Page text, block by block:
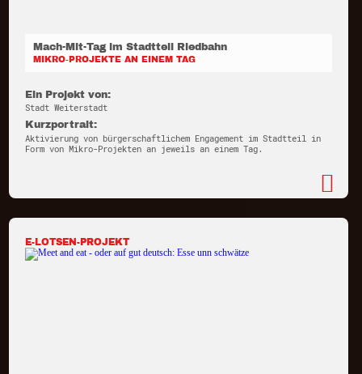
Mach-Mit-Tag im Stadtteil Riedbahn
MIKRO-PROJEKTE AN EINEM TAG
Ein Projekt von:
Stadt Weiterstadt
Kurzportrait:
Aktivierung von bürgerschaftlichem Engagement im Stadtteil in
Form von Mikro-Projekten an jeweils an einem Tag.
E-LOTSEN-PROJEKT